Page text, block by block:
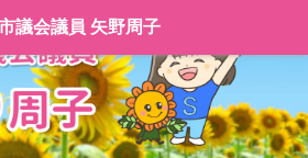
議会議員 矢野周子